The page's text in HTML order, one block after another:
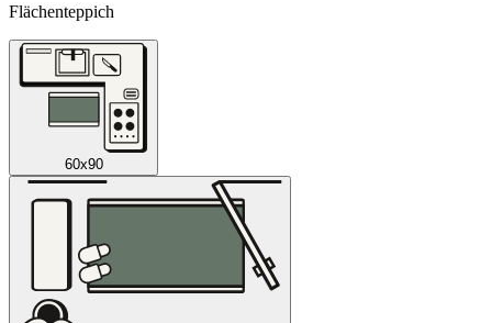
Flächenteppich
60x90